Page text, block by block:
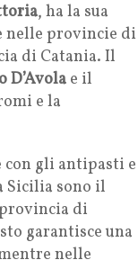
, ha la sua
nelle provincie di
di Catania. Il
D’Avolae il
e la
con gli antipasti e
sono il
di
garantisce una
nelle